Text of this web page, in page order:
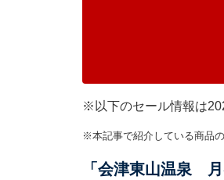
※以下のセール情報は
※本記事で紹介している商品
「会津東山温泉